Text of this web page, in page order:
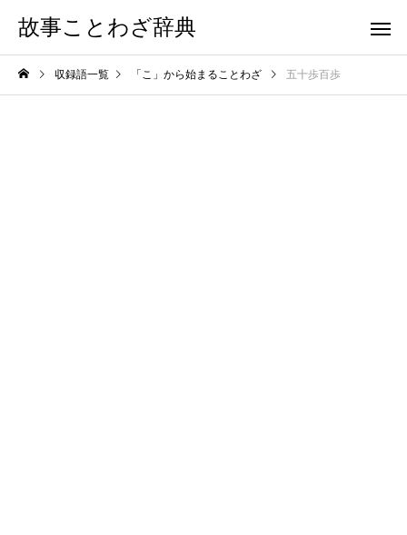
故事ことわざ辞典
収録語一覧 「こ」から始まることわざ 五十歩百歩